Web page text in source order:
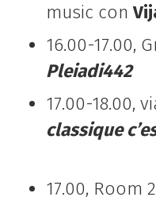
music con
16.00-17.00,
Pleiadi442
17.00-18.00,
classique
17.00, Room